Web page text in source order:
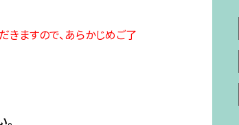
ますので、あらかじめご了